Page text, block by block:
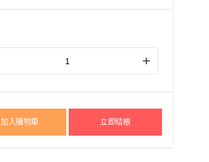
加入購物車 立即結帳